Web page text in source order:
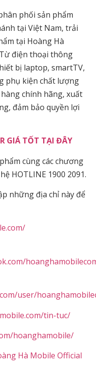
phối sản phẩm
tại Việt Nam, trải
tại Hoàng Hà
điện thoại thông
bị laptop, smartTV,
phụ kiện chất lượng
hàng chính hãng, xuất
đảm bảo quyền lợi
GIÁ TỐT TẠI ĐÂY
cùng các chương
HOTLINE 1900 2091.
những địa chỉ này để
user/
tin-tuc/
hoanghamobile/
Hà Mobile Official